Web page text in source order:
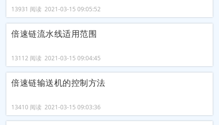
13931 阅读 2021-03-15 09:05:52
倍速链流水线适用范围
13112 阅读 2021-03-15 09:04:45
倍速链输送机的控制方法
13410 阅读 2021-03-15 09:03:36